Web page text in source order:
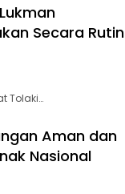
Secara Rutin
Tolaki…
Aman dan
Nasional